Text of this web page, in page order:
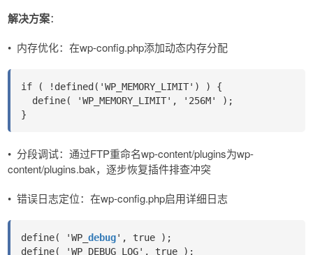
解决方案​​：
• 内存优化​​：在wp-config.php添加动态内存分配
if ( !defined('WP_MEMORY_LIMIT') ) {
define( 'WP_MEMORY_LIMIT', '256M' );
}
• 分段调试​​：通过FTP重命名wp-content/plugins为wp-
content/plugins.bak，逐步恢复插件排查冲突
• 错误日志定位​​：在wp-config.php启用详细日志
define( 'WP_ debug', true );
define( 'WP_DEBUG_LOG', true );